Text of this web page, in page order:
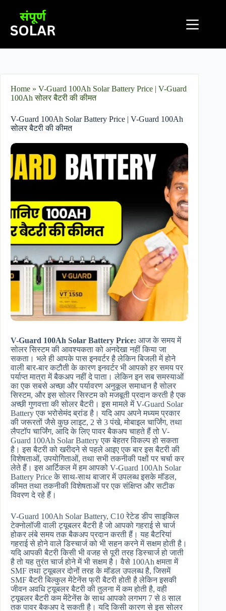
Home » V-Guard 100Ah Solar Battery Price​ | V-Guard
100Ah सोलर बैटरी की कीमत
V-Guard 100Ah Solar Battery Price​ | V-Guard 100Ah
सोलर बैटरी की कीमत
V-Guard 100Ah Solar Battery Price​: आज के समय में
सोलर सिस्टम की आवश्यकता को अनदेखा नहीं किया जा
सकता। भले ही आपके पास इनवर्टर है लेकिन बिजली में होने
वाली बार-बार कटौती के कारण इनवर्टर भी आपको हर समय पर
पर्याप्त मात्रा में बैकअप नहीं दे पाता। लेकिन इन सब समस्याओं
का एक सबसे अच्छा और पर्यावरण अनुकूल समाधान है सोलर
सिस्टम, और इस सोलर सिस्टम को मजबूती प्रदान करती है एक
अच्छी गुणवत्ता की सोलर बैटरी। इस मामले में V-Guard Solar
Battery एक भरोसेमंद ब्रांड है। यदि आप अपने मध्यम प्रकार
की जरूरतों जैसे कुछ लाइट, 2 से 3 पंखे, मोबाइल चार्जिंग, तथा
लैपटॉप चार्जिंग, आदि के लिए पावर बैकअप चाहते हैं तो V-
Guard 100Ah Solar Battery एक बेहतर विकल्प हो सकता
है। इस बैटरी को खरीदने से पहले आइए एक बार इस बैटरी की
विशेषताओं, उपयोगिताओं, तथा सभी तकनीकी पक्षों पर चर्चा कर
लेते हैं। इस आर्टिकल में हम आपको V-Guard 100Ah Solar
Battery Price के साथ-साथ बाजार में उपलब्ध इसके मॉडल,
कीमत तथा तकनीकी विशेषताओं पर एक संक्षिप्त और सटीक
विवरण दे रहे हैं।
V-Guard 100Ah Solar Battery, C10 रेटेड डीप साइकिल
टेक्नोलॉजी वाली ट्यूबलर बैटरी है जो आपको गहराई से चार्ज
होकर लंबे समय तक बैकअप प्रदान करती हैं। यह बैटरियां
गहराई से होने वाले डिस्चार्ज को भी सहन करने में सक्षम होती है।
यदि आपकी बैटरी किसी भी वजह से पूरी तरह डिस्चार्ज हो जाती
है तो यह तुरंत चार्ज होने में भी सक्षम है। वैसे 100Ah क्षमता में
SMF तथा ट्यूबलर दोनों तरह के मॉडल उपलब्ध है, जिसमें
SMF बैटरी बिल्कुल मेंटेनेंस फ्री बैटरी होती है लेकिन इसकी
जीवन अवधि ट्यूबलर बैटरी की तुलना में कम होती है, वही
ट्यूबलर बैटरी कम मेंटेनेंस के साथ आपको लगभग 7 से 8 साल
तक पावर बैकअप दे सकती है। यदि किसी कारण से इस सोलर